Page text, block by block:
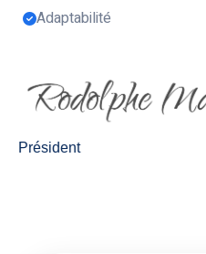
Adaptabilité
Président